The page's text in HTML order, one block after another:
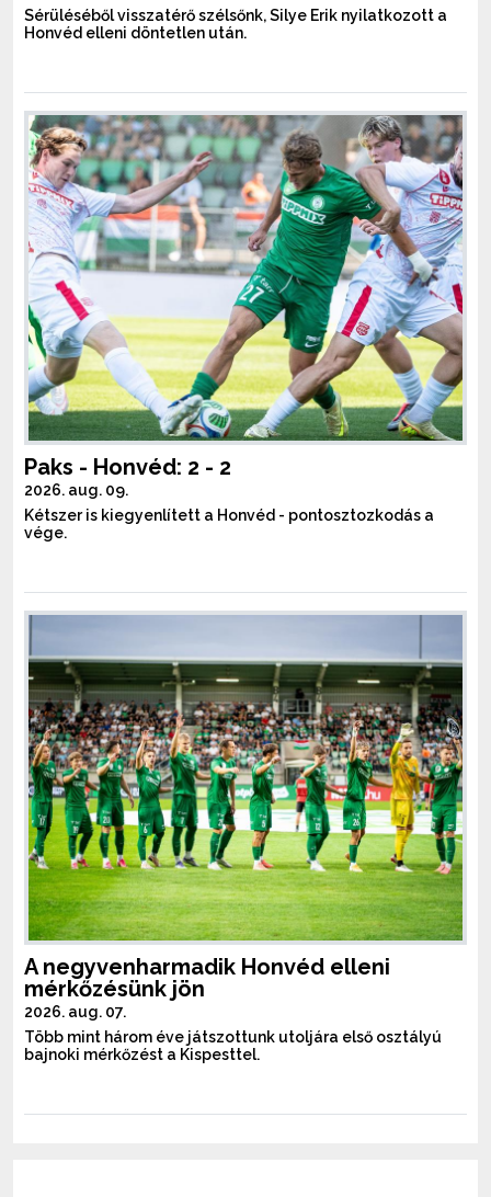
Sérüléséből visszatérő szélsőnk, Silye Erik nyilatkozott a
Honvéd elleni döntetlen után.
Paks - Honvéd: 2 - 2
2026. aug. 09.
Kétszer is kiegyenlített a Honvéd - pontosztozkodás a
vége.
A negyvenharmadik Honvéd elleni
mérkőzésünk jön
2026. aug. 07.
Több mint három éve játszottunk utoljára első osztályú
bajnoki mérkőzést a Kispesttel.